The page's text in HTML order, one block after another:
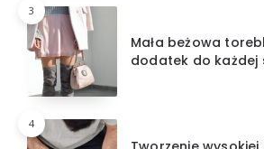
3
Mała beżowa
dodatek do każdej
4